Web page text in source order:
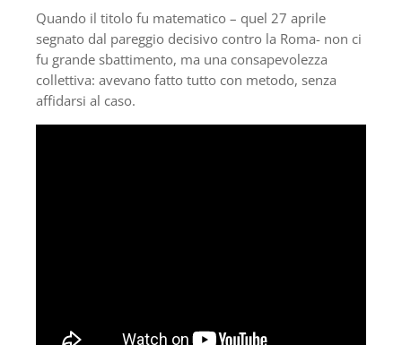
Quando il titolo fu matematico – quel 27 aprile
segnato dal pareggio decisivo contro la Roma- non ci
fu grande sbattimento, ma una consapevolezza
collettiva: avevano fatto tutto con metodo, senza
affidarsi al caso.